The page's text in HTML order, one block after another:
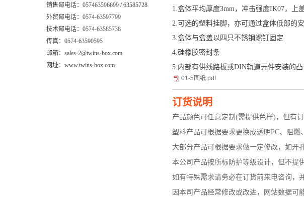
销售部电话：057463596699 / 63585728
外贸部电话：0574-63597799
技术部电话：0574-63585738
传真：0574-63590595
邮箱：sales-2@twins-box.com
网址：www.twins-box.com
1.盒体平均厚度3mm，冲击强度IK07，上
2.可选的塑料挂脚，亦可通过盒体低部的
3.盒体与盒盖以四只不锈钢螺钉固定
4.硅橡胶密封条
5.内部有供线路板或DIN轨道元件安装的凸
01-5图纸.pdf
订货说明
产品颜色可任意定制(需提供色样)，但有
塑料产品可根据要求更换成透明PC、阻
大部分产品可根据要求做一定修改，如开
本公司产品按所标防护等级设计，但不提
如有特殊需求请务必在订货前来电咨询，
因本司产品经常修改或改进，网站数据可